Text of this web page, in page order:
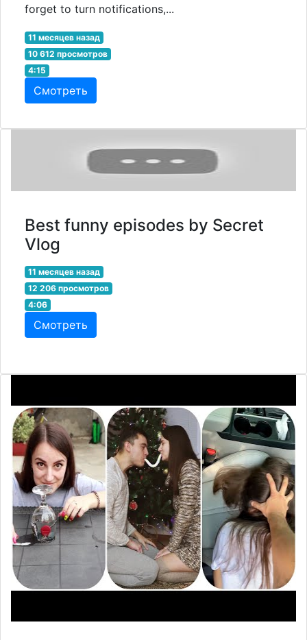
forget to turn notifications,...
11 месяцев назад
10 612 просмотров
4:15
Смотреть
Best funny episodes by Secret
Vlog
11 месяцев назад
12 206 просмотров
4:06
Смотреть